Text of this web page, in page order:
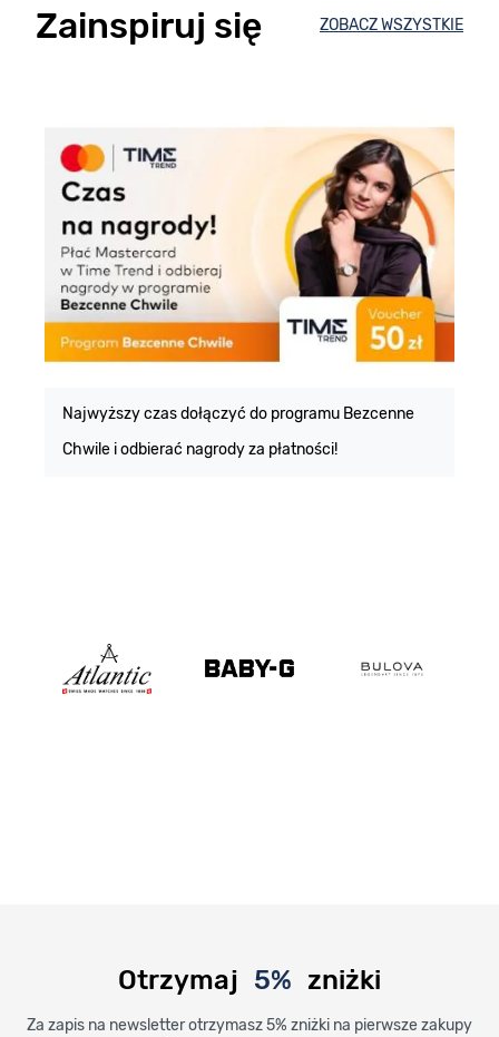
Zainspiruj się ZOBACZ WSZYSTKIE
Najwyższy czas dołączyć do programu Bezcenne
Chwile i odbierać nagrody za płatności!
Otrzymaj 5% zniżki
Za zapis na newsletter otrzymasz 5% zniżki na pierwsze zakupy